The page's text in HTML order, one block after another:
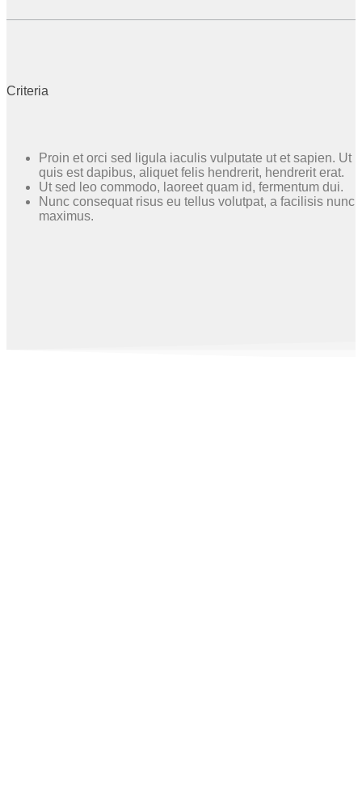
Criteria
Proin et orci sed ligula iaculis vulputate ut et sapien. Ut
quis est dapibus, aliquet felis hendrerit, hendrerit erat.
Ut sed leo commodo, laoreet quam id, fermentum dui.
Nunc consequat risus eu tellus volutpat, a facilisis nunc
maximus.